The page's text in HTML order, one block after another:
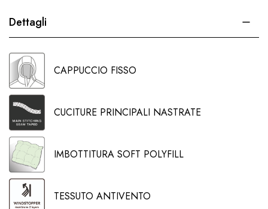
Dettagli
CAPPUCCIO FISSO
CUCITURE PRINCIPALI NASTRATE
IMBOTTITURA SOFT POLYFILL
TESSUTO ANTIVENTO